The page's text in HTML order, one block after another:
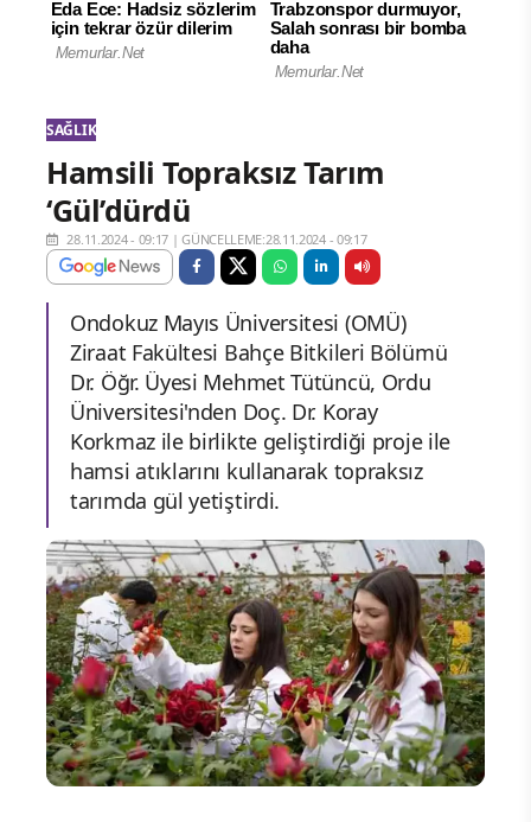
SAĞLIK
Hamsili Topraksız Tarım
‘Gül’dürdü
28.11.2024 - 09:17 |GÜNCELLEME:28.11.2024 - 09:17
Ondokuz Mayıs Üniversitesi (OMÜ)
Ziraat Fakültesi Bahçe Bitkileri Bölümü
Dr. Öğr. Üyesi Mehmet Tütüncü, Ordu
Üniversitesi'nden Doç. Dr. Koray
Korkmaz ile birlikte geliştirdiği proje ile
hamsi atıklarını kullanarak topraksız
tarımda gül yetiştirdi.